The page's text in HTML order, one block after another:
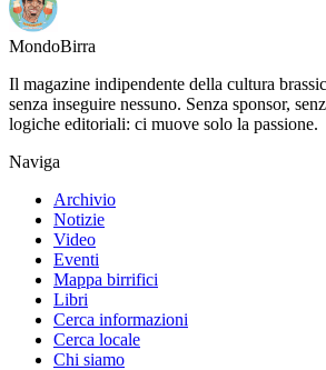
MondoBirra
Il magazine indipendente della cultura
senza inseguire nessuno. Senza sponsor,
logiche editoriali: ci muove solo la passione.
Naviga
Archivio
Notizie
Video
Eventi
Mappa birrifici
Libri
Cerca informazioni
Cerca locale
Chi siamo